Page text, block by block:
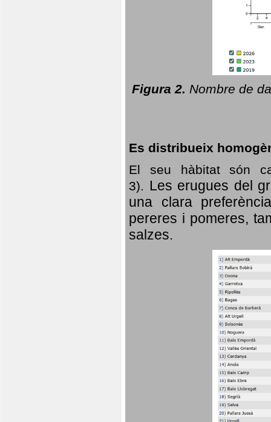
Figura 2. Nombre de
Es distribueix
El seu hàbitat són
3). Les erugues del
una clara
pereres i pomeres,
salzes.